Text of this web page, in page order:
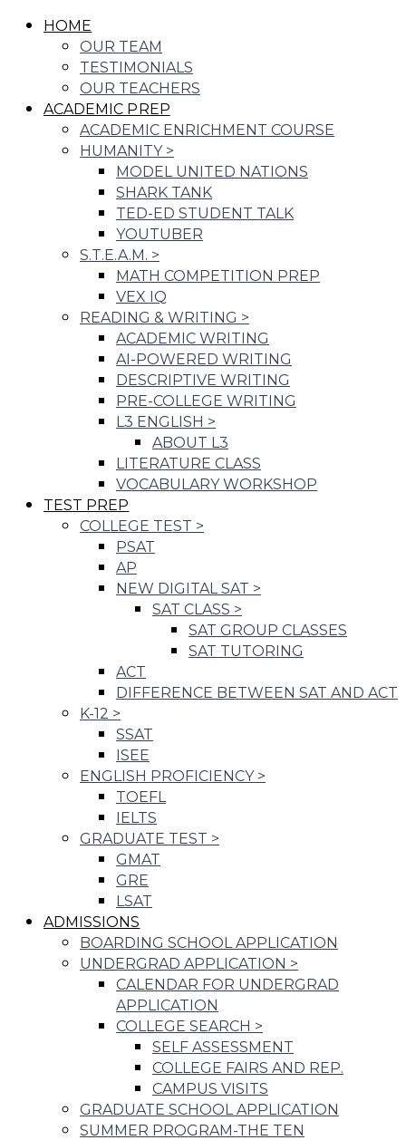
HOME
OUR TEAM
TESTIMONIALS
OUR TEACHERS
ACADEMIC PREP
ACADEMIC ENRICHMENT COURSE
HUMANITY >
MODEL UNITED NATIONS
SHARK TANK
TED-ED STUDENT TALK
YOUTUBER
S.T.E.A.M. >
MATH COMPETITION PREP
VEX IQ
READING & WRITING >
ACADEMIC WRITING
AI-POWERED WRITING
DESCRIPTIVE WRITING
PRE-COLLEGE WRITING
L3 ENGLISH >
ABOUT L3
LITERATURE CLASS
VOCABULARY WORKSHOP
TEST PREP
COLLEGE TEST >
PSAT
AP
NEW DIGITAL SAT >
SAT CLASS >
SAT GROUP CLASSES
SAT TUTORING
ACT
DIFFERENCE BETWEEN SAT AND ACT
K-12 >
SSAT
ISEE
ENGLISH PROFICIENCY >
TOEFL
IELTS
GRADUATE TEST >
GMAT
GRE
LSAT
ADMISSIONS
BOARDING SCHOOL APPLICATION
UNDERGRAD APPLICATION >
CALENDAR FOR UNDERGRAD
APPLICATION
COLLEGE SEARCH >
SELF ASSESSMENT
COLLEGE FAIRS AND REP.
CAMPUS VISITS
GRADUATE SCHOOL APPLICATION
SUMMER PROGRAM-THE TEN